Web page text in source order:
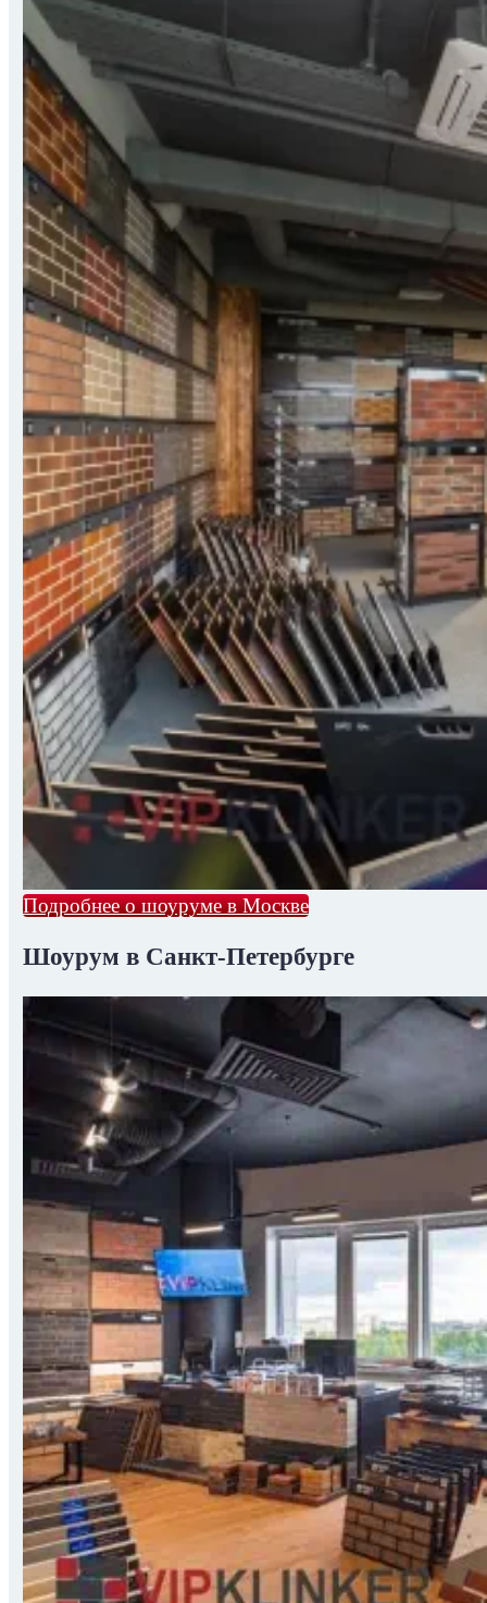
Подробнее о шоуруме в Москве
Шоурум в Санкт-Петербурге